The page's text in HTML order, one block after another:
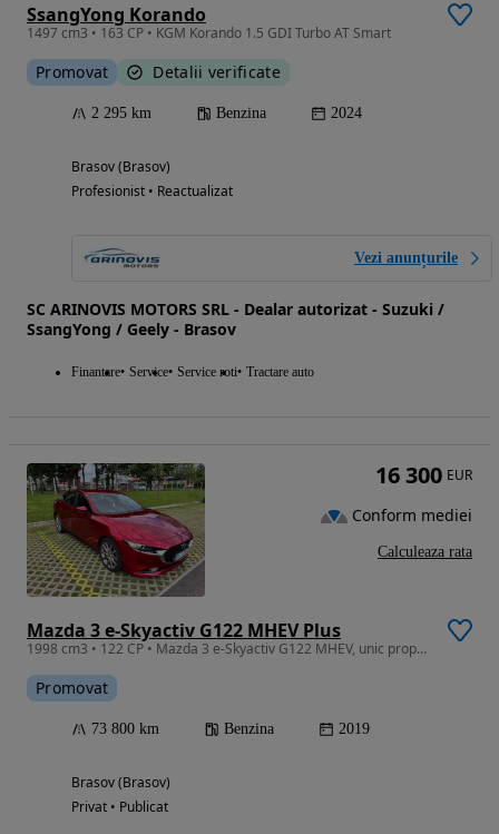
SsangYong Korando
1497 cm3 • 163 CP • KGM Korando 1.5 GDI Turbo AT Smart
Promovat Detalii verificate
2 295 km Benzina 2024
Brasov (Brasov)
Profesionist • Reactualizat
Vezi anunțurile
SC ARINOVIS MOTORS SRL - Dealar autorizat - Suzuki /
SsangYong / Geely - Brasov
Finantare Service Service roti Tractare auto
Mazda 3 e-Skyactiv G122 MHEV Plus
1998 cm3 • 122 CP • Mazda 3 e-Skyactiv G122 MHEV, unic proprietar, înmatriculată în 2020.
Promovat
73 800 km Benzina 2019
Brasov (Brasov)
Privat • Publicat
16 300 EUR
Conform mediei
Calculeaza rata